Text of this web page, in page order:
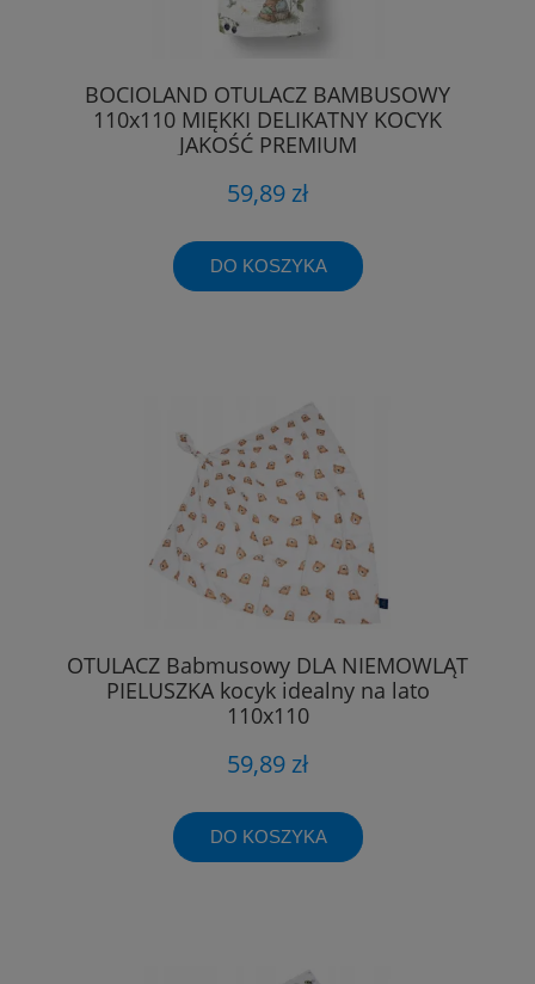
BOCIOLAND OTULACZ BAMBUSOWY
110x110 MIĘKKI DELIKATNY KOCYK
JAKOŚĆ PREMIUM
59,89 zł
DO KOSZYKA
OTULACZ Babmusowy DLA NIEMOWLĄT
PIELUSZKA kocyk idealny na lato
110x110
59,89 zł
DO KOSZYKA